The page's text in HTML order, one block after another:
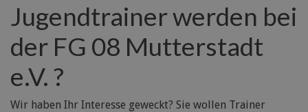
Jugendtrainer werden bei
der FG 08 Mutterstadt
e.V. ?
Wir haben Ihr Interesse geweckt? Sie wollen Trainer